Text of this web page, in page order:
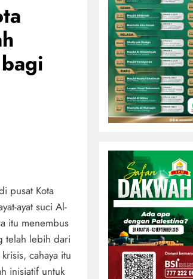
pusat Kota
ayat suci Al-
itu menembus
telah lebih dari
cahaya itu
inisiatif untuk